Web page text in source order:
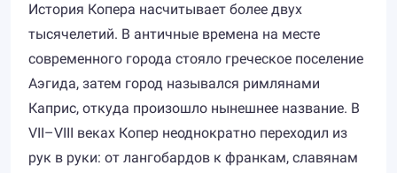
История Копера насчитывает более двух
тысячелетий. В античные времена на месте
современного города стояло греческое поселение
Аэгида, затем город назывался римлянами
Каприс, откуда произошло нынешнее название. В
VII–VIII веках Копер неоднократно переходил из
рук в руки: от лангобардов к франкам, славянам